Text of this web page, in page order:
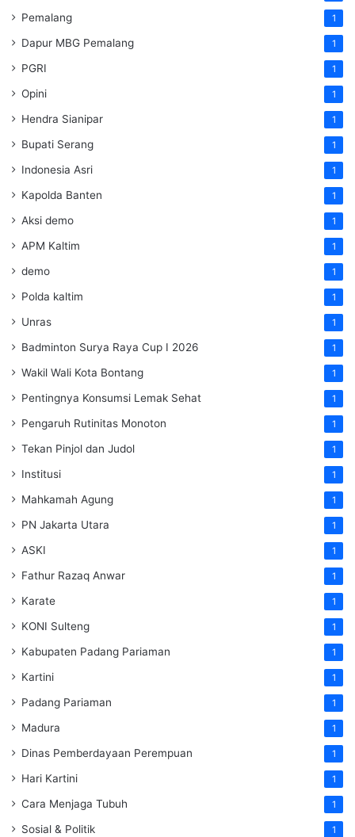
Pemalang 1
Dapur MBG Pemalang 1
PGRI 1
Opini 1
Hendra Sianipar 1
Bupati Serang 1
Indonesia Asri 1
Kapolda Banten 1
Aksi demo 1
APM Kaltim 1
demo 1
Polda kaltim 1
Unras 1
Badminton Surya Raya Cup I 2026 1
Wakil Wali Kota Bontang 1
Pentingnya Konsumsi Lemak Sehat 1
Pengaruh Rutinitas Monoton 1
Tekan Pinjol dan Judol 1
Institusi 1
Mahkamah Agung 1
PN Jakarta Utara 1
ASKI 1
Fathur Razaq Anwar 1
Karate 1
KONI Sulteng 1
Kabupaten Padang Pariaman 1
Kartini 1
Padang Pariaman 1
Madura 1
Dinas Pemberdayaan Perempuan 1
Hari Kartini 1
Cara Menjaga Tubuh 1
Sosial & Politik 1